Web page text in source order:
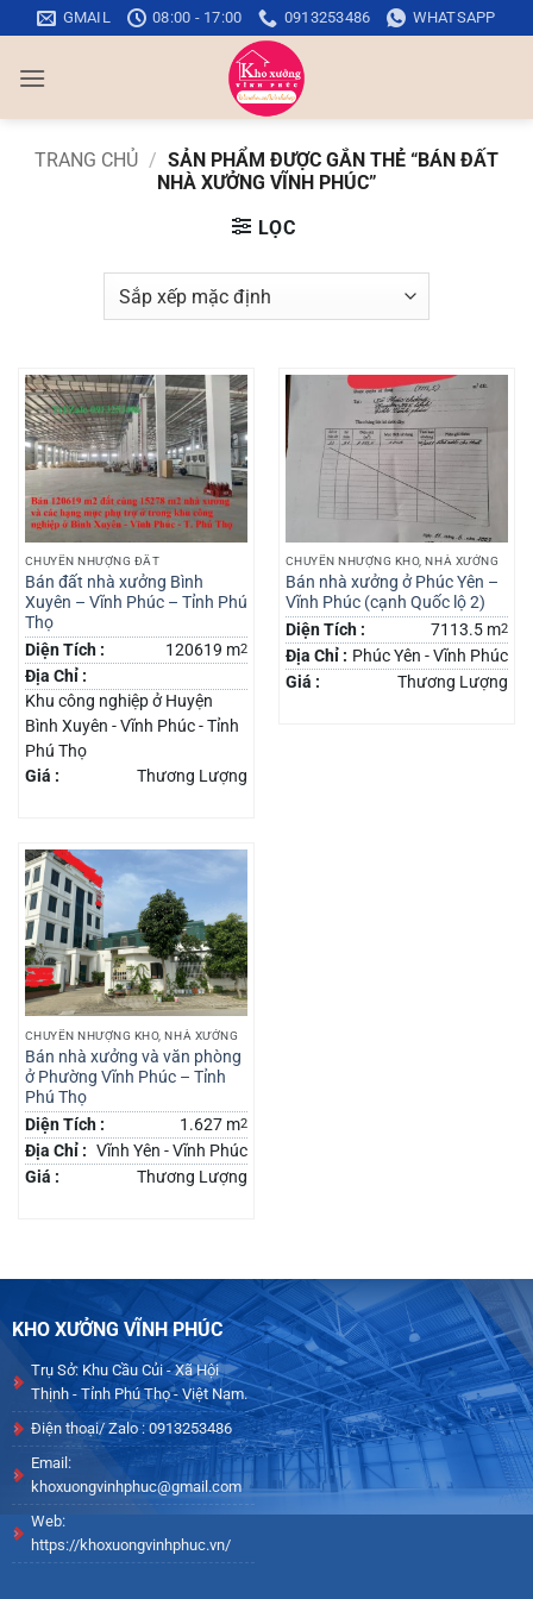
qua
nội
GMAIL 08:00 - 17:00 0913253486 WHATSAPP
TRANG CHỦ / SẢN PHẨM ĐƯỢC GẮN THẺ “BÁN ĐẤT
NHÀ XƯỞNG VĨNH PHÚC”
LỌC
CHUYỂN NHƯỢNG ĐẤT
Bán đất nhà xưởng Bình
Xuyên – Vĩnh Phúc – Tỉnh Phú
Thọ
Diện Tích :
120619 m2
Địa Chỉ :
Khu công nghiệp ở Huyện
Bình Xuyên - Vĩnh Phúc - Tỉnh
Phú Thọ
Giá :
Thương Lượng
CHUYỂN NHƯỢNG KHO, NHÀ XƯỞNG
Bán nhà xưởng ở Phúc Yên –
Vĩnh Phúc (cạnh Quốc lộ 2)
Diện Tích :
7113.5 m2
Địa Chỉ : Phúc Yên - Vĩnh Phúc
Giá :
Thương Lượng
CHUYỂN NHƯỢNG KHO, NHÀ XƯỞNG
Bán nhà xưởng và văn phòng
ở Phường Vĩnh Phúc – Tỉnh
Phú Thọ
Diện Tích :
1.627 m2
Địa Chỉ : Vĩnh Yên - Vĩnh Phúc
Giá :
Thương Lượng
KHO XƯỞNG VĨNH PHÚC
Trụ Sở: Khu Cầu Củi - Xã Hội
Thịnh - Tỉnh Phú Thọ - Việt Nam.
Điện thoại/ Zalo : 0913253486
Email:
khoxuongvinhphuc@gmail.com
Web:
https://khoxuongvinhphuc.vn/